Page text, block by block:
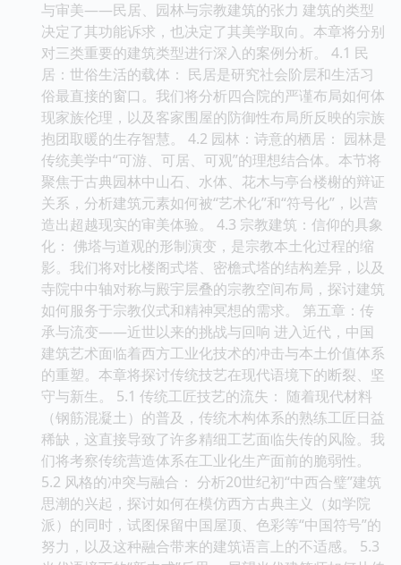
与审美——民居、园林与宗教建筑的张力 建筑的类型
决定了其功能诉求，也决定了其美学取向。本章将分别
对三类重要的建筑类型进行深入的案例分析。 4.1 民
居：世俗生活的载体： 民居是研究社会阶层和生活习
俗最直接的窗口。我们将分析四合院的严谨布局如何体
现家族伦理，以及客家围屋的防御性布局所反映的宗族
抱团取暖的生存智慧。 4.2 园林：诗意的栖居： 园林是
传统美学中“可游、可居、可观”的理想结合体。本节将
聚焦于古典园林中山石、水体、花木与亭台楼榭的辩证
关系，分析建筑元素如何被“艺术化”和“符号化”，以营
造出超越现实的审美体验。 4.3 宗教建筑：信仰的具象
化： 佛塔与道观的形制演变，是宗教本土化过程的缩
影。我们将对比楼阁式塔、密檐式塔的结构差异，以及
寺院中中轴对称与殿宇层叠的宗教空间布局，探讨建筑
如何服务于宗教仪式和精神冥想的需求。 第五章：传
承与流变——近世以来的挑战与回响 进入近代，中国
建筑艺术面临着西方工业化技术的冲击与本土价值体系
的重塑。本章将探讨传统技艺在现代语境下的断裂、坚
守与新生。 5.1 传统工匠技艺的流失： 随着现代材料
（钢筋混凝土）的普及，传统木构体系的熟练工匠日益
稀缺，这直接导致了许多精细工艺面临失传的风险。我
们将考察传统营造体系在工业化生产面前的脆弱性。
5.2 风格的冲突与融合： 分析20世纪初“中西合璧”建筑
思潮的兴起，探讨如何在模仿西方古典主义（如学院
派）的同时，试图保留中国屋顶、色彩等“中国符号”的
努力，以及这种融合带来的建筑语言上的不适感。 5.3